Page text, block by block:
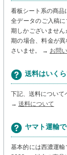
看板シート系の商品
全データのご入稿
期しかございませ
期の場合、料金が
さいませ。 → お問
送料はいく
下記、送料について
→ 送料について
ヤマト運輸
基本的には西濃運